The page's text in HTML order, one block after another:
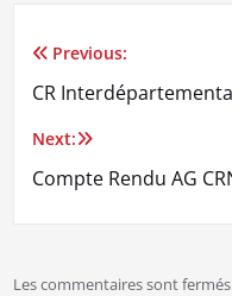
Navigation
de
l’article
Previous:
CR
Next:
Compte Rendu AG
Les commentaires sont